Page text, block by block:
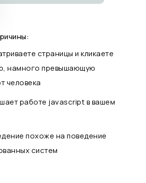
страницы и кликаете
намного превышающую
человека
работе javascript в вашем
похоже на поведение
систем